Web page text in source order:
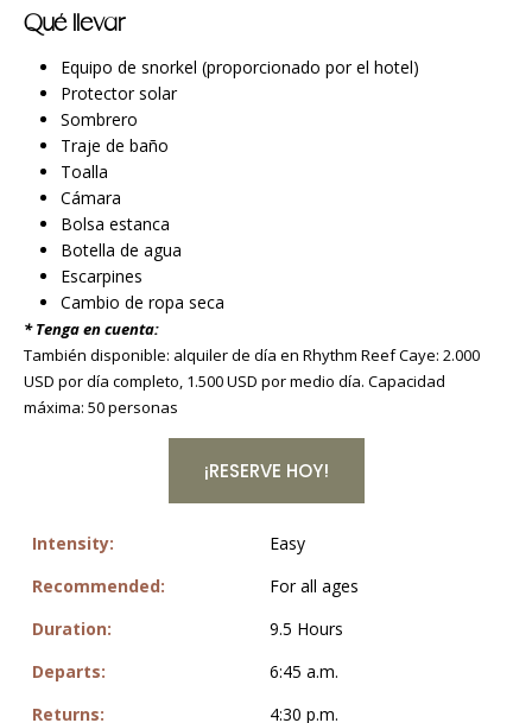
Qué llevar
Equipo de snorkel (proporcionado por el hotel)
Protector solar
Sombrero
Traje de baño
Toalla
Cámara
Bolsa estanca
Botella de agua
Escarpines
Cambio de ropa seca
* Tenga en cuenta:
También disponible: alquiler de día en Rhythm Reef Caye: 2.000
USD por día completo, 1.500 USD por medio día. Capacidad
máxima: 50 personas
¡RESERVE HOY!
Intensity:
Easy
Recommended:
For all ages
Duration:
9.5 Hours
Departs:
6:45 a.m.
Returns:
4:30 p.m.